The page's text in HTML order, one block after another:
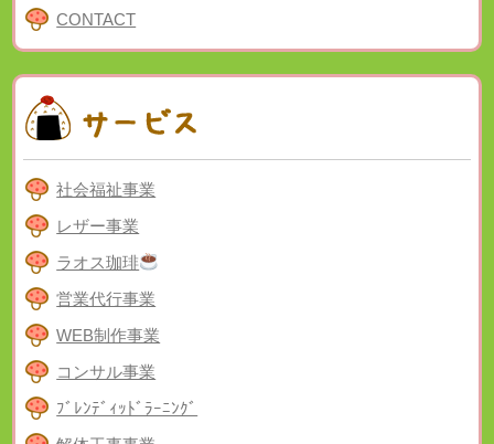
CONTACT
社会福祉事業
レザー事業
ラオス珈琲
営業代行事業
WEB制作事業
コンサル事業
ﾌﾞﾚﾝﾃﾞｨｯﾄﾞﾗｰﾆﾝｸﾞ